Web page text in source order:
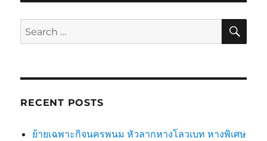
Search
for:
RECENT POSTS
ย้ายเฉพาะกิจนครพนม หัวลากหางโลวเบท หางพิเศษ